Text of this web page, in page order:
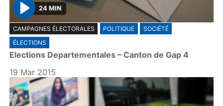
P
l
a
y
24 MIN
CAMPAGNES ÉLECTORALES POLITIQUE
SOCIÉTÉ
ÉLECTIONS
Elections Departementales – Canton de Gap 4
19 Mar 2015